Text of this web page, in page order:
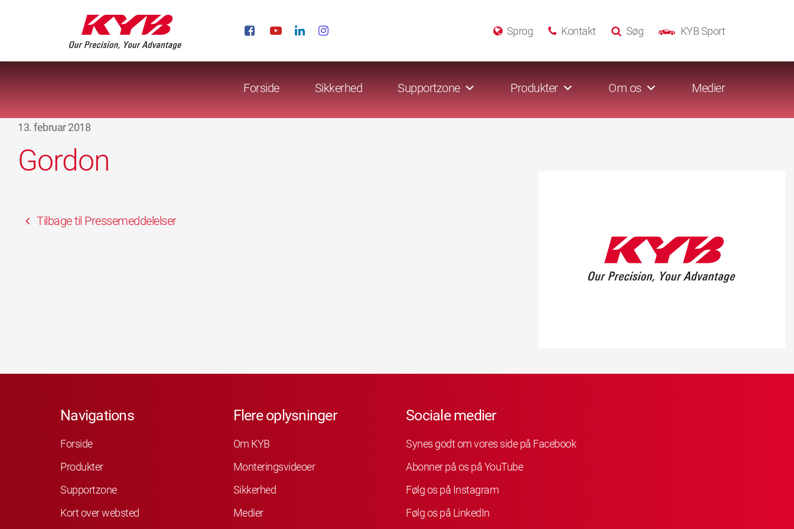
KYB Sport
Søg
Kontakt
Sprog
Forside Sikkerhed Supportzone Produkter Om os Medier
13. februar 2018
Gordon
Tilbage til Pressemeddelelser
Navigations
Forside
Produkter
Supportzone
Kort over websted
Flere oplysninger
Om KYB
Monteringsvideoer
Sikkerhed
Medier
Sociale medier
Synes godt om vores side på Facebook
Abonner på os på YouTube
Følg os på Instagram
Følg os på LinkedIn